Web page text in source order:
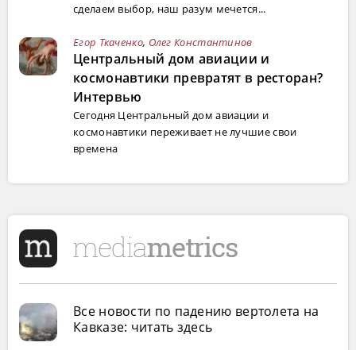
сделаем выбор, наш разум мечется...
Егор Ткаченко, Олег Константинов
Центральный дом авиации и
космонавтики превратят в ресторан?
Интервью
Сегодня Центральный дом авиации и
космонавтики переживает не лучшие свои
времена
Все новости по падению вертолета на
Кавказе: читать здесь